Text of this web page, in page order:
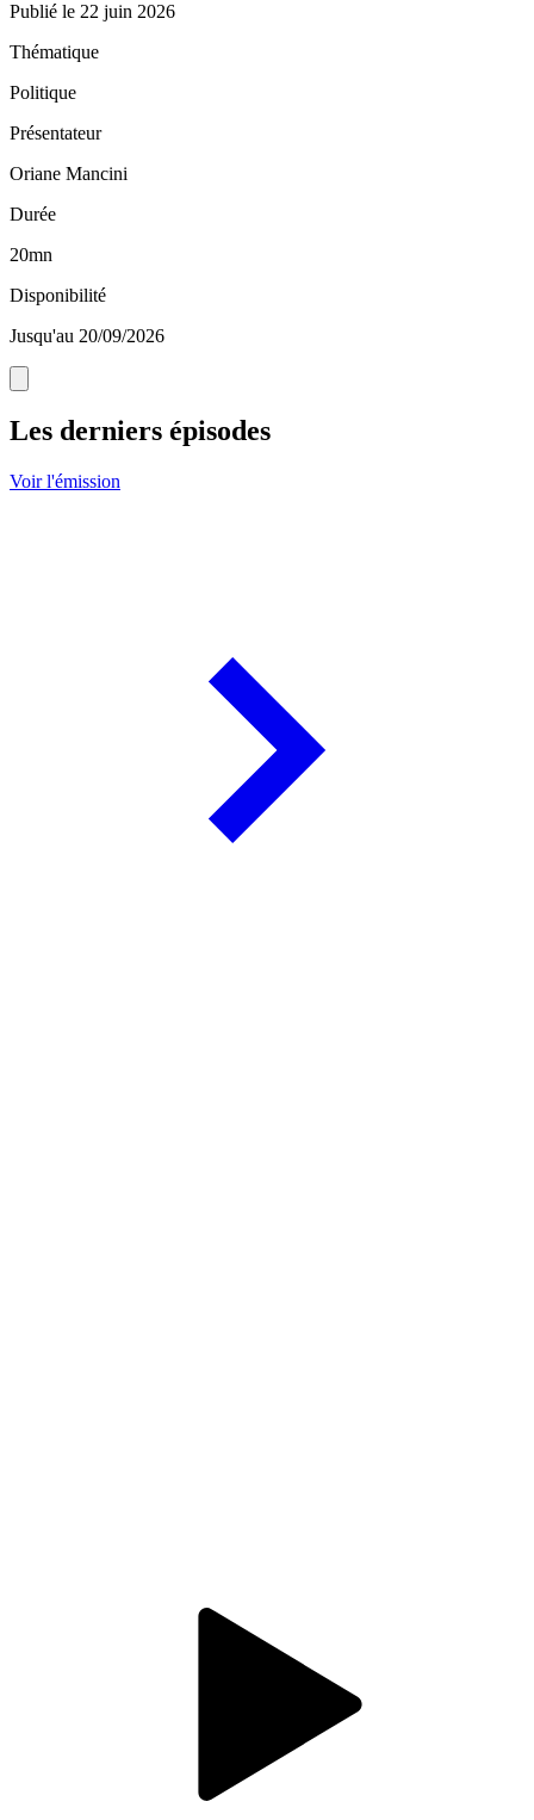
Publié le 22 juin 2026
Thématique
Politique
Présentateur
Oriane Mancini
Durée
20mn
Disponibilité
Jusqu'au 20/09/2026
Les derniers épisodes
Voir l'émission